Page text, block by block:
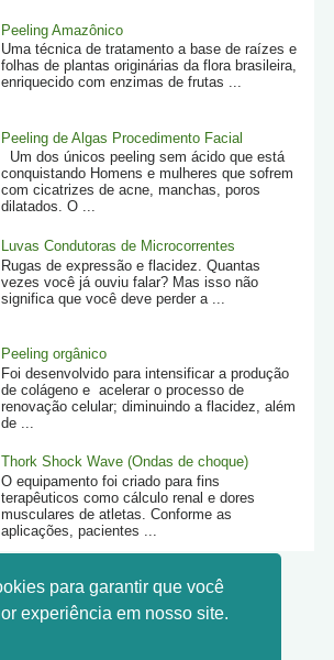
para garantir que você
experiência em nosso site.
Peeling Amazônico
Uma técnica de tratamento a base de raízes e
folhas de plantas originárias da flora brasileira,
enriquecido com enzimas de frutas ...
Peeling de Algas Procedimento Facial
Um dos únicos peeling sem ácido que está
conquistando Homens e mulheres que sofrem
com cicatrizes de acne, manchas, poros
dilatados. O ...
Luvas Condutoras de Microcorrentes
Rugas de expressão e flacidez. Quantas
vezes você já ouviu falar? Mas isso não
significa que você deve perder a ...
Peeling orgânico
Foi desenvolvido para intensificar a produção
de colágeno e acelerar o processo de
renovação celular; diminuindo a flacidez, além
de ...
Thork Shock Wave (Ondas de choque)
O equipamento foi criado para fins
terapêuticos como cálculo renal e dores
musculares de atletas. Conforme as
aplicações, pacientes ...